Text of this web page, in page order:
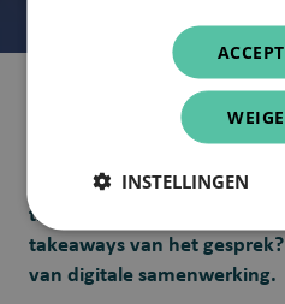
In de Connecting Care-
in zijn of haar job. In deze
thuisverpleegkundige Saida
takeaways van het
van digitale samenwerking.
INSTELLINGEN